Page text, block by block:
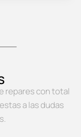
repares con total
a las dudas